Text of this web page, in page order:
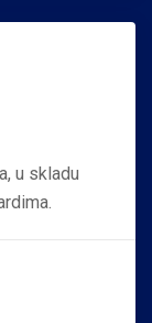
u skladu